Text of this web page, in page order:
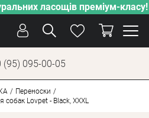
ласощів преміум-класу!
(95) 095-00-05
Переноски
собак Lovpet - Black, XXXL